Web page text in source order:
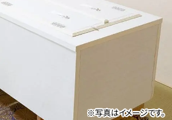
※写真はイメージです。